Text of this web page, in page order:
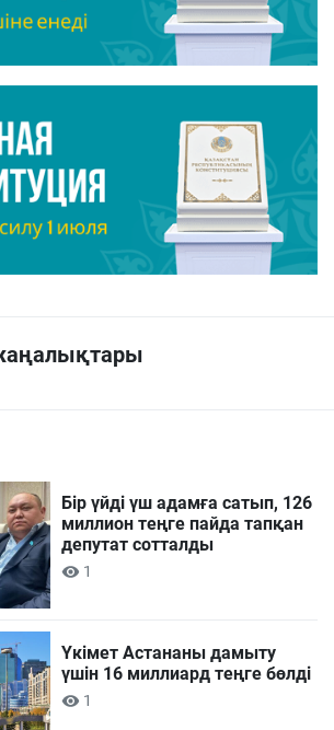
Бір үйді үш адамға сатып, 126
миллион теңге пайда тапқан
депутат сотталды
1
Үкімет Астананы дамыту
үшін 16 миллиард теңге бөлді
1